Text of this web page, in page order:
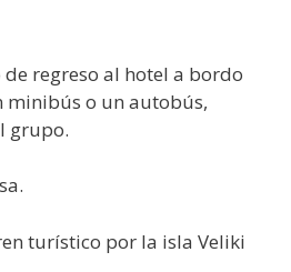
regreso al hotel a bordo
minibús o un autobús,
grupo.
turístico por la isla Veliki